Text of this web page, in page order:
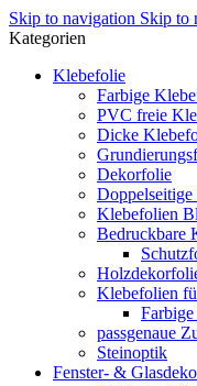
Skip to navigation Skip to
Kategorien
Klebefolie
Farbige
PVC freie
Dicke
Dekorfolie
Klebefolien
Bedruckbare
Klebefolien
passgenaue
Steinoptik
Fenster- &